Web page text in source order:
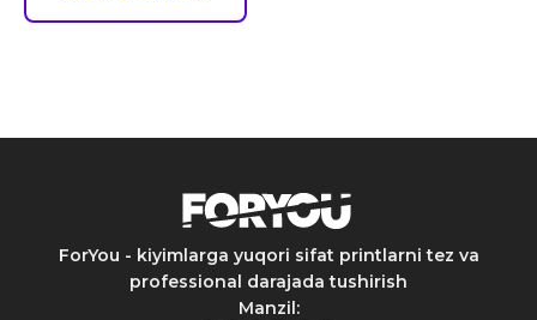
ForYou - kiyimlarga yuqori sifat printlarni tez va
professional darajada tushirish
Manzil: